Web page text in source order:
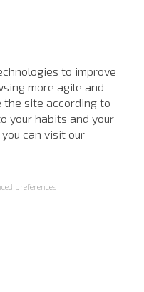
to improve
more agile and
the site according to
your habits and your
can visit our
preferences